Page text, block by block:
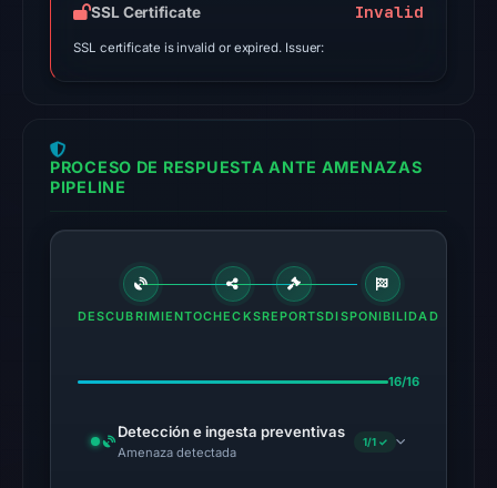
from
at
latest
probe
on
Aug
SSL Certificate Invalid
SSL certificate is invalid or expired. Issuer:
PROCESO DE RESPUESTA ANTE AMENAZAS
PIPELINE
DESCUBRIMIENTOCHECKSREPORTSDISPONIBILIDAD
16/16
Detección e ingesta preventivas
Amenaza detectada
1/1 ✓